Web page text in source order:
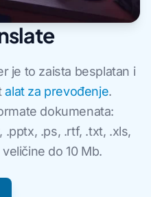
je to zaista besplatan i
alat za prevođenje.
dokumenata:
.pptx, .ps, .rtf, .txt, .xls,
do 10 Mb.